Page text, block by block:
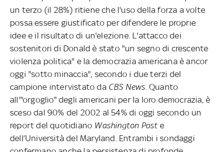
un terzo (il 28%) ritiene che l'uso della forza a volte
possa essere giustificato per difendere le proprie
idee e il risultato di un'elezione. L'attacco dei
sostenitori di Donald è stato "un segno di crescente
violenza politica" e la democrazia americana è ancor
oggi "sotto minaccia", secondo i due terzi del
campione intervistato daCBS News . Quanto
all'"orgoglio" degli americani per la loro democrazia, è
sceso dal 90% del 2002 al 54% di oggi secondo un
report del quotidiano Washington Post e
dell’Università del Maryland. Entrambi i sondaggi